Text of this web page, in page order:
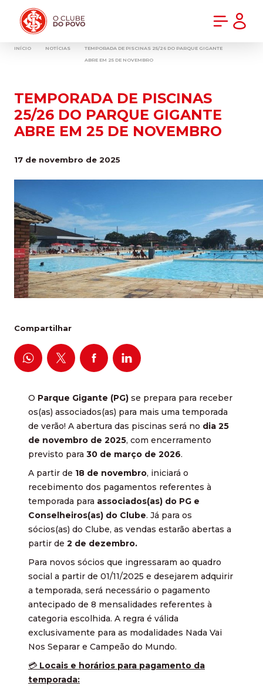
INÍCIO NOTÍCIAS
TEMPORADA DE PISCINAS 25/26 DO PARQUE GIGANTE
ABRE EM 25 DE NOVEMBRO
TEMPORADA DE PISCINAS
25/26 DO PARQUE GIGANTE
ABRE EM 25 DE NOVEMBRO
17 de novembro de 2025
Compartilhar
O Parque Gigante (PG) se prepara para receber
os(as) associados(as) para mais uma temporada
de verão! A abertura das piscinas será no dia 25
de novembro de 2025, com encerramento
previsto para 30 de março de 2026.
A partir de 18 de novembro, iniciará o
recebimento dos pagamentos referentes à
temporada para associados(as) do PG e
Conselheiros(as) do Clube. Já para os
sócios(as) do Clube, as vendas estarão abertas a
partir de 2 de dezembro.
Para novos sócios que ingressaram ao quadro
social a partir de 01/11/2025 e desejarem adquirir
a temporada, será necessário o pagamento
antecipado de 8 mensalidades referentes à
categoria escolhida. A regra é válida
exclusivamente para as modalidades Nada Vai
Nos Separar e Campeão do Mundo.
💳 Locais e horários para pagamento da
temporada: